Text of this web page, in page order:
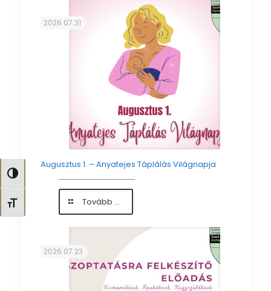
Nagy kontraszt váltása
Betűméret váltása
táplálás
világnapja
alkalmából
köszöntöttük
az
édesanyákat
2026.07.31
Augusztus 1. – Anyatejes Táplálás Világnapja
Tovább ...
Augusztus
Anyatejes
Táplálás
Világnapja
2026.07.23